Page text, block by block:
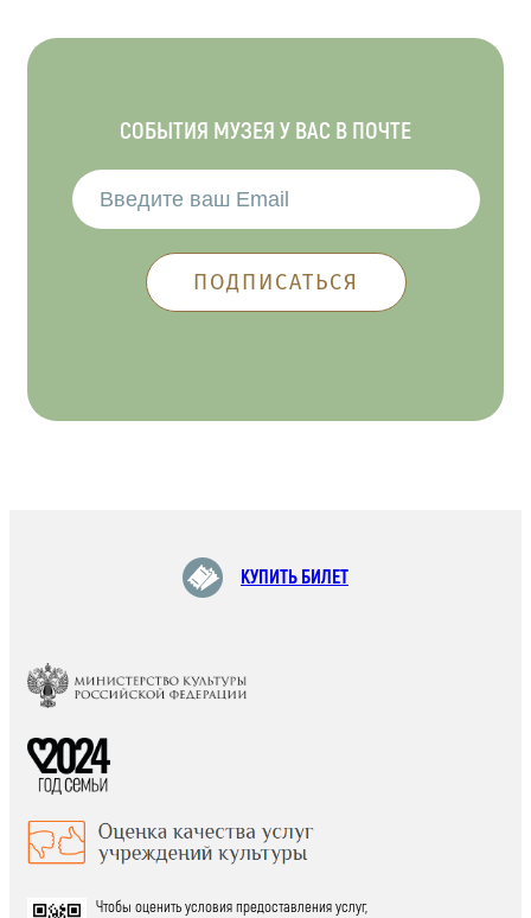
СОБЫТИЯ МУЗЕЯ У ВАС В ПОЧТЕ
КУПИТЬ БИЛЕТ
Чтобы оценить условия предоставления услуг,